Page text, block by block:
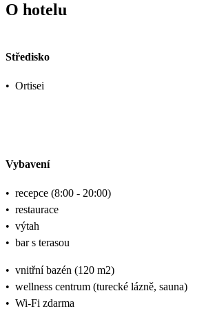
O hotelu
Středisko
• Ortisei
Vybavení
• recepce (8:00 - 20:00)
• restaurace
• výtah
• bar s terasou
• vnitřní bazén (120 m2)
• wellness centrum (turecké lázně, sauna)
• Wi-Fi zdarma